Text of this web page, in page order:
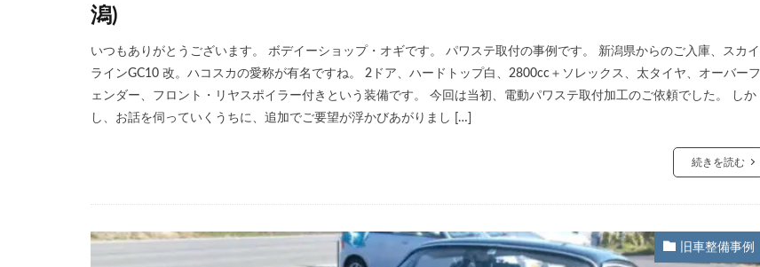
潟)
いつもありがとうございます。 ボデイーショップ・オギです。 パワステ取付の事例です。 新潟県からのご入庫、スカイ
ラインGC10 改。ハコスカの愛称が有名ですね。 2ドア、ハードトップ白、2800cc＋ソレックス、太タイヤ、オーバーフ
ェンダー、フロント・リヤスポイラー付きという装備です。 今回は当初、電動パワステ取付加工のご依頼でした。 しか
し、お話を伺っていくうちに、追加でご要望が浮かびあがりまし […]
続きを読む
旧車整備事例